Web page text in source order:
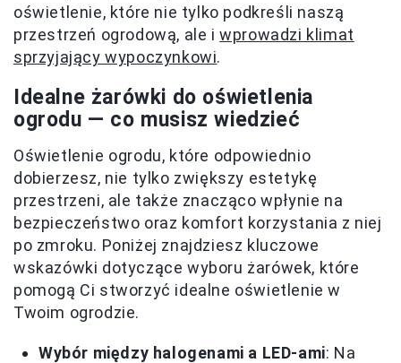
oświetlenie, które nie tylko podkreśli naszą
przestrzeń ogrodową, ale iwprowadzi klimat
sprzyjający wypoczynkowi.
Idealne żarówki do oświetlenia
ogrodu — co musisz wiedzieć
Oświetlenie ogrodu, które odpowiednio
dobierzesz, nie tylko zwiększy estetykę
przestrzeni, ale także znacząco wpłynie na
bezpieczeństwo oraz komfort korzystania z niej
po zmroku. Poniżej znajdziesz kluczowe
wskazówki dotyczące wyboru żarówek, które
pomogą Ci stworzyć idealne oświetlenie w
Twoim ogrodzie.
Wybór między halogenami a LED-ami: Na